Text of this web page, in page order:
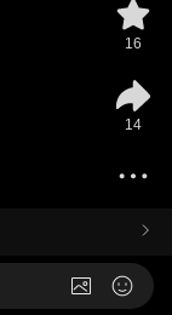
16
14